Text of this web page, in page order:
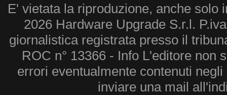
E' vietata la riproduzione, anche solo
2026 Hardware Upgrade S.r.l.
giornalistica registrata presso il
ROC n° 13366 - Info L'editore non
errori eventualmente contenuti
inviare una mail